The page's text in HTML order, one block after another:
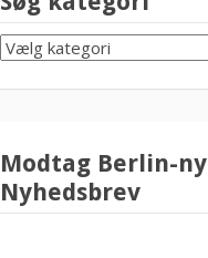
SØG
KATEGORI
Modtag Berlin-
Nyhedsbrev